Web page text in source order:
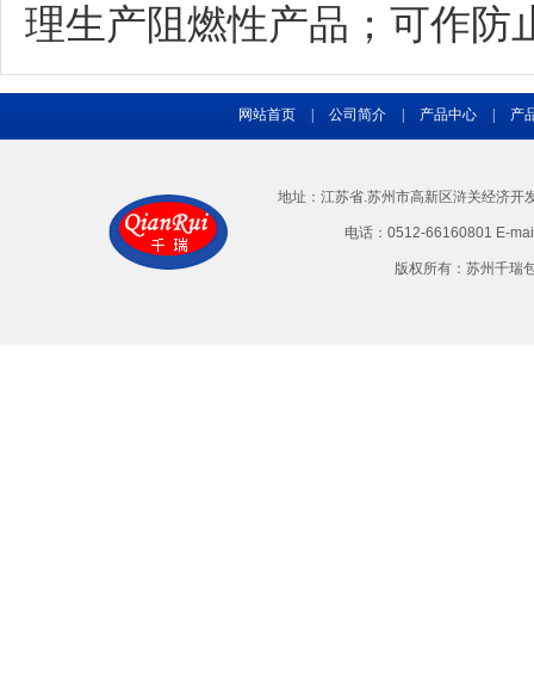
理生产阻燃性产品；可作防
网站首页 公司简介 产品中心 产
地址：江苏省.苏州市高新区浒关经济
电话：0512-66160801 E-
版权所有：苏州千瑞